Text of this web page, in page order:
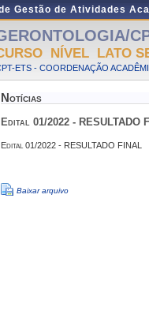
Gestão de Atividades
NÍVEL LATO
ETS - COORDENAÇÃO
Notícias
Edital 01/2022 - RESULTADO
Edital 01/2022 - RESULTADO FINAL
Baixar arquivo